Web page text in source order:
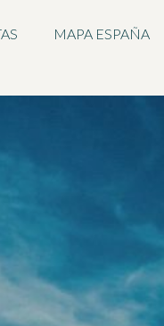
MAPA ESPAÑA